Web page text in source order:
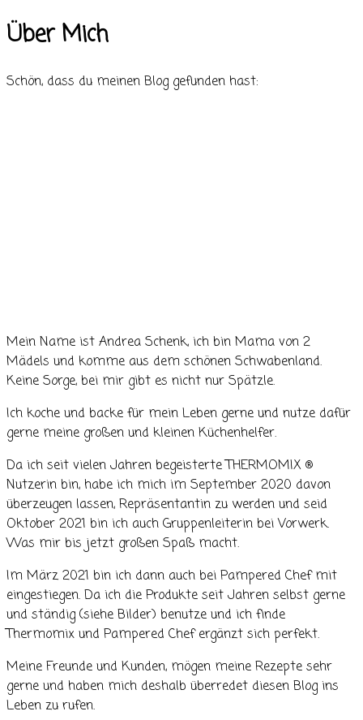
Über Mich
Schön, dass du meinen Blog gefunden hast:
Mein Name ist Andrea Schenk, ich bin Mama von 2
Mädels und komme aus dem schönen Schwabenland.
Keine Sorge, bei mir gibt es nicht nur Spätzle.
Ich koche und backe für mein Leben gerne und nutze dafür
gerne meine großen und kleinen Küchenhelfer.
Da ich seit vielen Jahren begeisterte THERMOMIX ®
Nutzerin bin, habe ich mich im September 2020 davon
überzeugen lassen, Repräsentantin zu werden und seid
Oktober 2021 bin ich auch Gruppenleiterin bei Vorwerk.
Was mir bis jetzt großen Spaß macht.
Im März 2021 bin ich dann auch bei Pampered Chef mit
eingestiegen. Da ich die Produkte seit Jahren selbst gerne
und ständig (siehe Bilder) benutze und ich finde
Thermomix und Pampered Chef ergänzt sich perfekt.
Meine Freunde und Kunden, mögen meine Rezepte sehr
gerne und haben mich deshalb überredet diesen Blog ins
Leben zu rufen.